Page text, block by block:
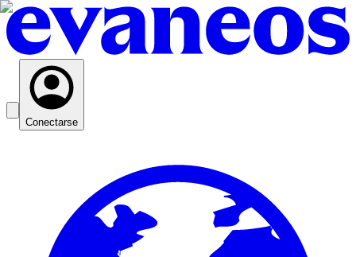
Conectarse